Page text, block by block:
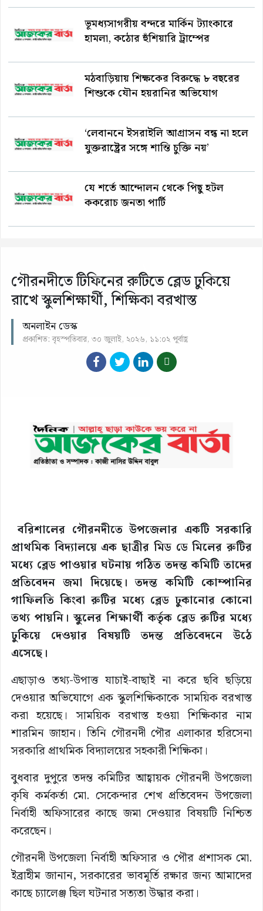
ভূমধ্যসাগরীয় বন্দরে মার্কিন ট্যাংকারে
হামলা, কঠোর হুঁশিয়ারি ট্রাম্পের
মঠবাড়িয়ায় শিক্ষকের বিরুদ্ধে ৮ বছরের
শিশুকে যৌন হয়রানির অভিযোগ
‘লেবাননে ইসরাইলি আগ্রাসন বন্ধ না হলে
যুক্তরাষ্ট্রের সঙ্গে শান্তি চুক্তি নয়’
যে শর্তে আন্দোলন থেকে পিছু হটল
ককরোচ জনতা পার্টি
গৌরনদীতে টিফিনের রুটিতে ব্লেড ঢুকিয়ে
রাখে স্কুলশিক্ষার্থী, শিক্ষিকা বরখাস্ত
অনলাইন ডেস্ক
প্রকাশিত: বৃহস্পতিবার, ৩০ জুলাই, ২০২৬, ১১:০২ পূর্বাহ্ণ
বরিশালের গৌরনদীতে উপজেলার একটি সরকারি
প্রাথমিক বিদ্যালয়ে এক ছাত্রীর মিড ডে মিলের রুটির
মধ্যে ব্লেড পাওয়ার ঘটনায় গঠিত তদন্ত কমিটি তাদের
প্রতিবেদন জমা দিয়েছে। তদন্ত কমিটি কোম্পানির
গাফিলতি কিংবা রুটির মধ্যে ব্লেড ঢুকানোর কোনো
তথ্য পায়নি। স্কুলের শিক্ষার্থী কর্তৃক ব্লেড রুটির মধ্যে
ঢুকিয়ে দেওয়ার বিষয়টি তদন্ত প্রতিবেদনে উঠে
এসেছে।
এছাড়াও তথ্য-উপাত্ত যাচাই-বাছাই না করে ছবি ছড়িয়ে
দেওয়ার অভিযোগে এক স্কুলশিক্ষিকাকে সাময়িক বরখাস্ত
করা হয়েছে। সাময়িক বরখাস্ত হওয়া শিক্ষিকার নাম
শারমিন জাহান। তিনি গৌরনদী পৌর এলাকার হরিসেনা
সরকারি প্রাথমিক বিদ্যালয়ের সহকারী শিক্ষিকা।
বুধবার দুপুরে তদন্ত কমিটির আহ্বায়ক গৌরনদী উপজেলা
কৃষি কর্মকর্তা মো. সেকেন্দার শেখ প্রতিবেদন উপজেলা
নির্বাহী অফিসারের কাছে জমা দেওয়ার বিষয়টি নিশ্চিত
করেছেন।
গৌরনদী উপজেলা নির্বাহী অফিসার ও পৌর প্রশাসক মো.
ইব্রাহীম জানান, সরকারের ভাবমূর্তি রক্ষার জন্য আমাদের
কাছে চ্যালেঞ্জ ছিল ঘটনার সত্যতা উদ্ধার করা।